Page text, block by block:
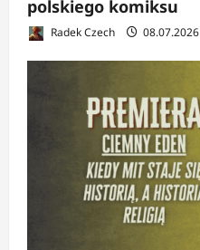
polskiego komiksu
Radek Czech 08.07.2026